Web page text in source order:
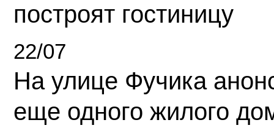
построят гостиницу
22/07
На улице Фучика
еще одного жилого